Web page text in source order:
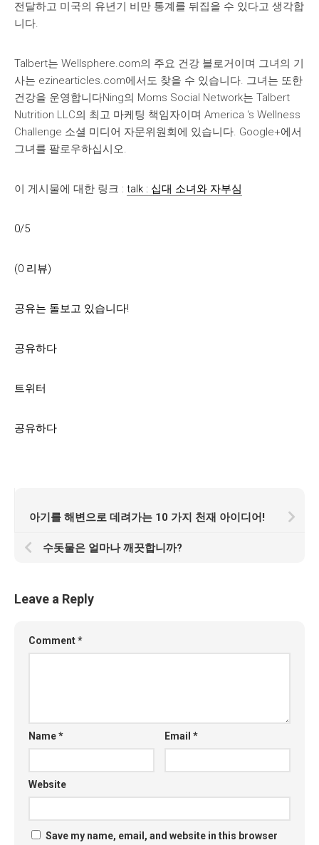
전달하고 미국의 유년기 비만 통계를 뒤집을 수 있다고 생각합
니다.
Talbert는 Wellsphere.com의 주요 건강 블로거이며 그녀의 기
사는 ezinearticles.com에서도 찾을 수 있습니다. 그녀는 또한
건강을 운영합니다Ning의 Moms Social Network는 Talbert
Nutrition LLC의 최고 마케팅 책임자이며 America ‘s Wellness
Challenge 소셜 미디어 자문위원회에 있습니다. Google+에서
그녀를 팔로우하십시오.
이 게시물에 대한 링크 : talk : 십대 소녀와 자부심
0/5
(0 리뷰)
공유는 돌보고 있습니다!
공유하다
트위터
공유하다
아기를 해변으로 데려가는 10 가지 천재 아이디어!
수돗물은 얼마나 깨끗합니까?
Leave a Reply
Comment*
Name* Email*
Website
Save my name, email, and website in this browser